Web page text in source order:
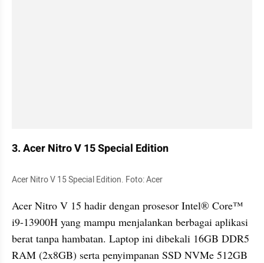
3. Acer Nitro V 15 Special Edition
Acer Nitro V 15 Special Edition. Foto: Acer
Acer Nitro V 15 hadir dengan prosesor Intel® Core™
i9-13900H yang mampu menjalankan berbagai aplikasi
berat tanpa hambatan. Laptop ini dibekali 16GB DDR5
RAM (2x8GB) serta penyimpanan SSD NVMe 512GB